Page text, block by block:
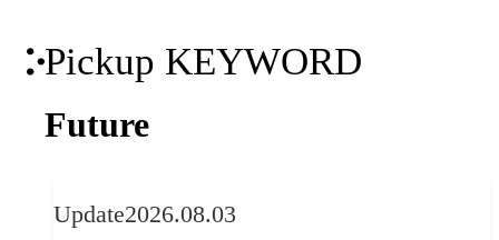
Pickup KEYWORD
Future
Update2026.08.03